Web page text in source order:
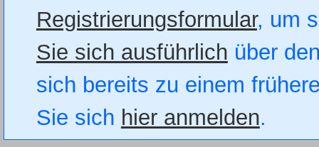
Registrierungsformular, um
Sie sich ausführlich über
sich bereits zu einem
Sie sich hier anmelden.